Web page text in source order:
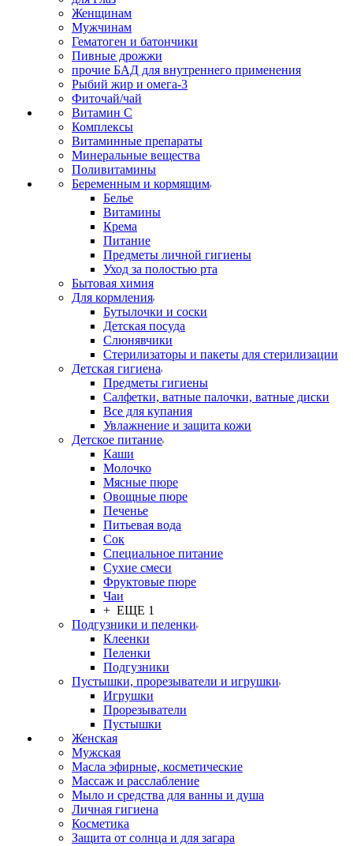
Женщинам
Мужчинам
Гематоген и батончики
Пивные дрожжи
прочие БАД для внутреннего применения
Рыбий жир и омега-3
Фиточай/чай
Витамин С
Комплексы
Витаминные препараты
Минеральные вещества
Поливитамины
Беременным и кормящим
Белье
Витамины
Крема
Питание
Предметы личной гигиены
Уход за полостью рта
Бытовая химия
Для кормления
Бутылочки и соски
Детская посуда
Слюнявчики
Стерилизаторы и пакеты для стерилизации
Детская гигиена
Предметы гигиены
Салфетки, ватные палочки, ватные диски
Все для купания
Увлажнение и защита кожи
Детское питание
Каши
Молочко
Мясные пюре
Овощные пюре
Печенье
Питьевая вода
Сок
Специальное питание
Сухие смеси
Фруктовые пюре
Чаи
+ ЕЩЕ 1
Подгузники и пеленки
Клеенки
Пеленки
Подгузники
Пустышки, прорезыватели и игрушки
Игрушки
Прорезыватели
Пустышки
Женская
Мужская
Масла эфирные, косметические
Массаж и расслабление
Мыло и средства для ванны и душа
Личная гигиена
Косметика
Защита от солнца и для загара